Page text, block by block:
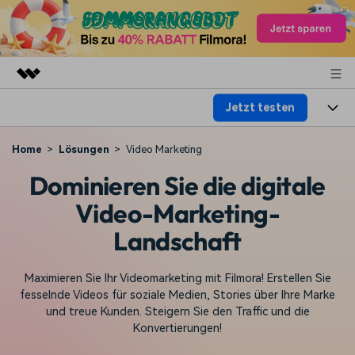
Business
Überblick
Über uns
Support
Jetzt testen
Produkte
Plattformen
Funktionen
Text
Video-Lösungen
Meisterkurs
Hilfe-Center
Home Lösungen Video Marketing
Dominieren Sie die digitale
Video-Marketing-
Landschaft
Maximieren Sie Ihr Videomarketing mit Filmora! Erstellen Sie
fesselnde Videos für soziale Medien, Stories über Ihre Marke
und treue Kunden. Steigern Sie den Traffic und die
Konvertierungen!